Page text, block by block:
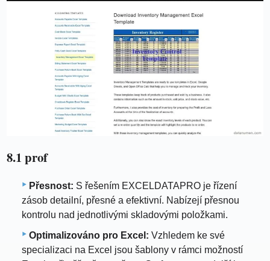
8.1 prof
Přesnost: S řešením EXCELDATAPRO je řízení
zásob detailní, přesné a efektivní. Nabízejí přesnou
kontrolu nad jednotlivými skladovými položkami.
Optimalizováno pro Excel: Vzhledem ke své
specializaci na Excel jsou šablony v rámci možností